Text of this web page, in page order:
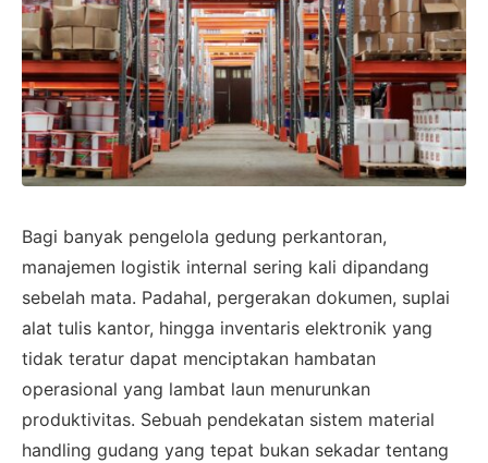
Bagi banyak pengelola gedung perkantoran,
manajemen logistik internal sering kali dipandang
sebelah mata. Padahal, pergerakan dokumen, suplai
alat tulis kantor, hingga inventaris elektronik yang
tidak teratur dapat menciptakan hambatan
operasional yang lambat laun menurunkan
produktivitas. Sebuah pendekatan sistem material
handling gudang yang tepat bukan sekadar tentang